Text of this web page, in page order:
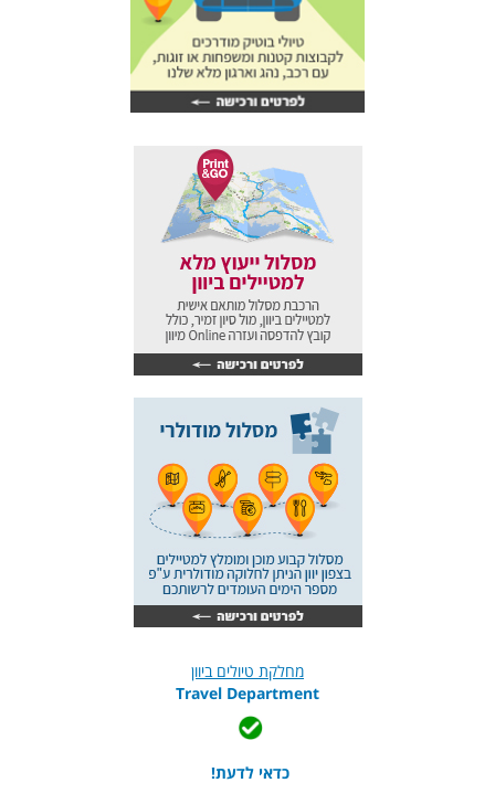
מחלקת טיולים ביוון
Travel Department
כדאי לדעת!